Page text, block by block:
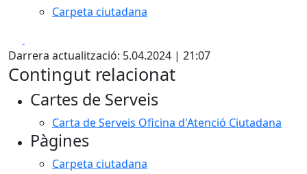
Carpeta ciutadana
Darrera actualització: 5.04.2024 | 21:07
Contingut relacionat
Cartes de Serveis
Carta de Serveis Oficina d'Atenció Ciutadana
Pàgines
Carpeta ciutadana